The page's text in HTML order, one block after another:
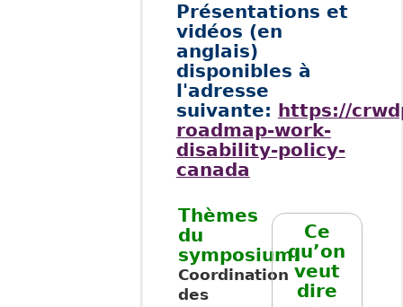
Présentations et
vidéos (en
anglais)
disponibles à
l'adresse
suivante:
https://
roadmap-work-
disability-policy-
canada
Thèmes
du
symposium:
Coordination
des
Ce
qu’on
veut
dire